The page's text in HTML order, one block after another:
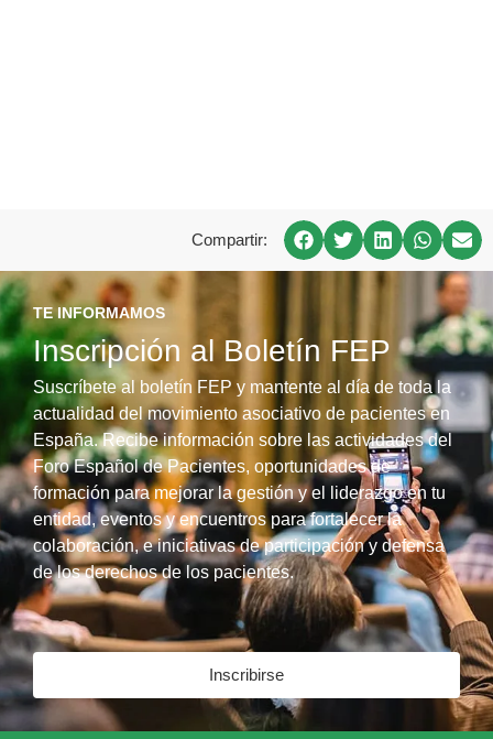
Compartir:
TE INFORMAMOS
Inscripción al Boletín FEP
Suscríbete al boletín FEP y mantente al día de toda la
actualidad del movimiento asociativo de pacientes en
España. Recibe información sobre las actividades del
Foro Español de Pacientes, oportunidades de
formación para mejorar la gestión y el liderazgo en tu
entidad, eventos y encuentros para fortalecer la
colaboración, e iniciativas de participación y defensa
de los derechos de los pacientes.
Inscribirse